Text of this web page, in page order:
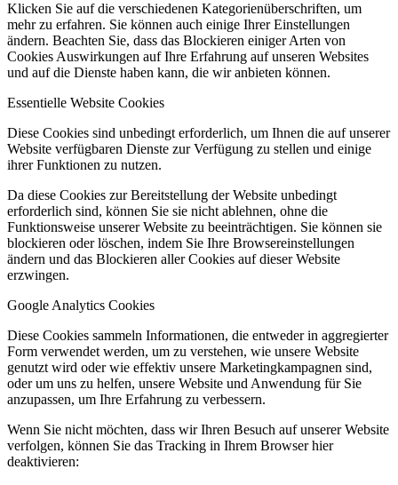
Klicken Sie auf die verschiedenen Kategorienüberschriften, um
mehr zu erfahren. Sie können auch einige Ihrer Einstellungen
ändern. Beachten Sie, dass das Blockieren einiger Arten von
Cookies Auswirkungen auf Ihre Erfahrung auf unseren Websites
und auf die Dienste haben kann, die wir anbieten können.
Essentielle Website Cookies
Diese Cookies sind unbedingt erforderlich, um Ihnen die auf unserer
Website verfügbaren Dienste zur Verfügung zu stellen und einige
ihrer Funktionen zu nutzen.
Da diese Cookies zur Bereitstellung der Website unbedingt
erforderlich sind, können Sie sie nicht ablehnen, ohne die
Funktionsweise unserer Website zu beeinträchtigen. Sie können sie
blockieren oder löschen, indem Sie Ihre Browsereinstellungen
ändern und das Blockieren aller Cookies auf dieser Website
erzwingen.
Google Analytics Cookies
Diese Cookies sammeln Informationen, die entweder in aggregierter
Form verwendet werden, um zu verstehen, wie unsere Website
genutzt wird oder wie effektiv unsere Marketingkampagnen sind,
oder um uns zu helfen, unsere Website und Anwendung für Sie
anzupassen, um Ihre Erfahrung zu verbessern.
Wenn Sie nicht möchten, dass wir Ihren Besuch auf unserer Website
verfolgen, können Sie das Tracking in Ihrem Browser hier
deaktivieren: